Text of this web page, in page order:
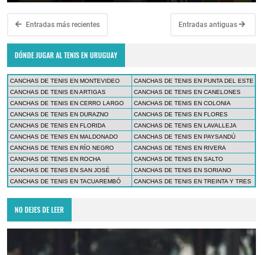
Entradas más recientes Entradas antiguas
DÓNDE JUGAR AL TENIS EN URUGUAY
CANCHAS DE TENIS EN MONTEVIDEO
CANCHAS DE TENIS EN PUNTA DEL ESTE
CANCHAS DE TENIS EN ARTIGAS
CANCHAS DE TENIS EN CANELONES
CANCHAS DE TENIS EN CERRO LARGO
CANCHAS DE TENIS EN COLONIA
CANCHAS DE TENIS EN DURAZNO
CANCHAS DE TENIS EN FLORES
CANCHAS DE TENIS EN FLORIDA
CANCHAS DE TENIS EN LAVALLEJA
CANCHAS DE TENIS EN MALDONADO
CANCHAS DE TENIS EN PAYSANDÚ
CANCHAS DE TENIS EN RÍO NEGRO
CANCHAS DE TENIS EN RIVERA
CANCHAS DE TENIS EN ROCHA
CANCHAS DE TENIS EN SALTO
CANCHAS DE TENIS EN SAN JOSÉ
CANCHAS DE TENIS EN SORIANO
CANCHAS DE TENIS EN TACUAREMBÓ
CANCHAS DE TENIS EN TREINTA Y TRES
NO DEJES DE LEER